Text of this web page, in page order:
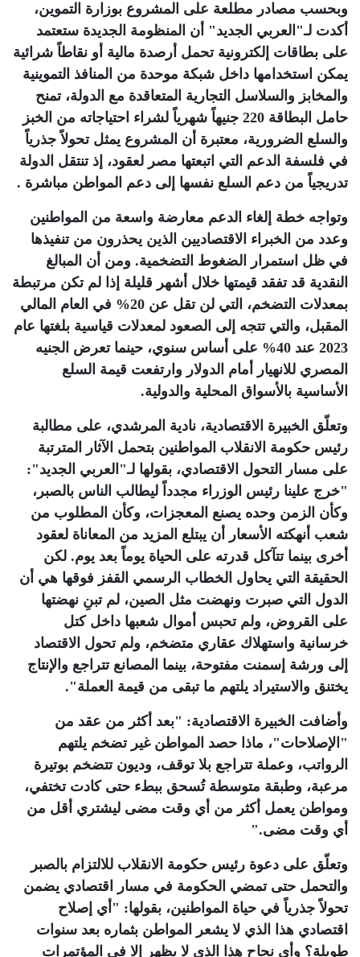
وبحسب مصادر مطلعة على المشروع بوزارة التموين،
أكدت لـ"العربي الجديد" أن المنظومة الجديدة ستعتمد
على بطاقات إلكترونية تحمل أرصدة مالية أو نقاطاً شرائية
يمكن استخدامها داخل شبكة موحدة من المنافذ التموينية
والمخابز والسلاسل التجارية المتعاقدة مع الدولة، تمنح
حامل البطاقة 220 جنيهاً شهرياً لشراء احتياجاته من الخبز
والسلع الضرورية، معتبرة أن المشروع يمثل تحولاً جذرياً
في فلسفة الدعم التي اتبعتها مصر لعقود، إذ تنتقل الدولة
تدريجياً من دعم السلع نفسها إلى دعم المواطن مباشرة .
وتواجه خطة إلغاء الدعم معارضة واسعة من المواطنين
وعدد من الخبراء الاقتصاديين الذين يحذرون من تنفيذها
في ظل استمرار الضغوط التضخمية. ومن أن المبالغ
النقدية قد تفقد قيمتها خلال أشهر قليلة إذا لم تكن مرتبطة
بمعدلات التضخم، التي لن تقل عن 20% في العام المالي
المقبل، والتي تتجه إلى الصعود لمعدلات قياسية بلغتها عام
2023 عند 40% على أساس سنوي، حينما تعرض الجنيه
المصري للانهيار أمام الدولار وارتفعت قيمة السلع
الأساسية بالأسواق المحلية والدولية.
وتعلّق الخبيرة الاقتصادية، نادية المرشدي، على مطالبة
رئيس حكومة الانقلاب المواطنين بتحمل الآثار المترتبة
على مسار التحول الاقتصادي، بقولها لـ"العربي الجديد":
"خرج علينا رئيس الوزراء مجدداً ليطالب الناس بالصبر،
وكأن الزمن وحده يصنع المعجزات، وكأن المطلوب من
شعب أنهكته الأسعار أن يبتلع المزيد من المعاناة لعقود
أخرى بينما تتآكل قدرته على الحياة يوماً بعد يوم. لكن
الحقيقة التي يحاول الخطاب الرسمي القفز فوقها هي أن
الدول التي صبرت ونهضت مثل الصين، لم تبنِ نهضتها
على القروض، ولم تحبس أموال شعبها داخل كتل
خرسانية واستهلاك عقاري متضخم، ولم تحول الاقتصاد
إلى ورشة إسمنت مفتوحة، بينما المصانع تتراجع والإنتاج
يختنق والاستيراد يلتهم ما تبقى من قيمة العملة".
وأضافت الخبيرة الاقتصادية: "بعد أكثر من عقد من
"الإصلاحات"، ماذا حصد المواطن غير تضخم يلتهم
الرواتب، وعملة تتراجع بلا توقف، وديون تتضخم بوتيرة
مرعبة، وطبقة متوسطة تُسحق ببطء حتى كادت تختفي،
ومواطن يعمل أكثر من أي وقت مضى ليشتري أقل من
أي وقت مضى".
وتعلّق على دعوة رئيس حكومة الانقلاب للالتزام بالصبر
والتحمل حتى تمضي الحكومة في مسار اقتصادي يضمن
تحولاً جذرياً في حياة المواطنين، بقولها: "أي إصلاح
اقتصادي هذا الذي لا يشعر المواطن بثماره بعد سنوات
طويلة؟ وأي نجاح هذا الذي لا يظهر إلا في المؤتمرات